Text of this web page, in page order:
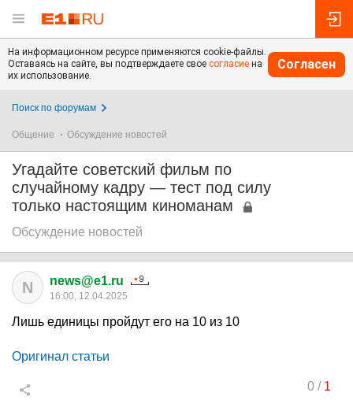
На информационном ресурсе применяются cookie-файлы.
Оставаясь на сайте, вы подтверждаете свое согласие на
их использование.
Согласен
Поиск по форумам
Общение Обсуждение новостей
Угадайте советский фильм по
случайному кадру — тест под силу
только настоящим киноманам
Обсуждение новостей
N news@e1.ru
16:00, 12.04.2025
Лишь единицы пройдут его на 10 из 10
Оригинал статьи
0/ 1